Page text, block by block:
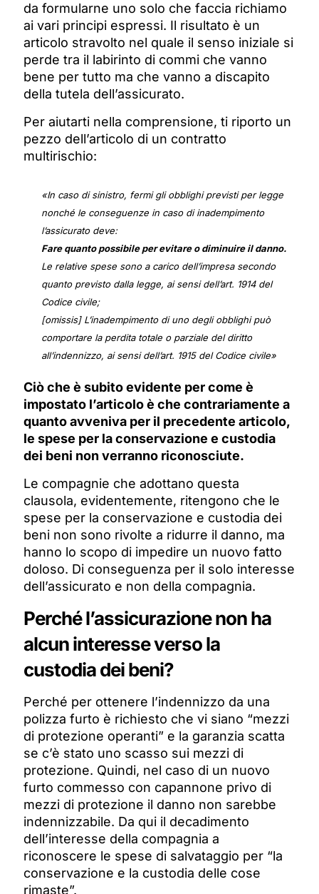
da formularne uno solo che faccia richiamo
ai vari principi espressi. Il risultato è un
articolo stravolto nel quale il senso iniziale si
perde tra il labirinto di commi che vanno
bene per tutto ma che vanno a discapito
della tutela dell’assicurato.
Per aiutarti nella comprensione, ti riporto un
pezzo dell’articolo di un contratto
multirischio:
«In caso di sinistro, fermi gli obblighi previsti per legge
nonché le conseguenze in caso di inadempimento
l’assicurato deve:
Fare quanto possibile per evitare o diminuire il danno.
Le relative spese sono a carico dell’impresa secondo
quanto previsto dalla legge, ai sensi dell’art. 1914 del
Codice civile;
[omissis] L’inadempimento di uno degli obblighi può
comportare la perdita totale o parziale del diritto
all’indennizzo, ai sensi dell’art. 1915 del Codice civile»
Ciò che è subito evidente per come è
impostato l’articolo è che contrariamente a
quanto avveniva per il precedente articolo,
le spese per la conservazione e custodia
dei beni non verranno riconosciute.
Le compagnie che adottano questa
clausola, evidentemente, ritengono che le
spese per la conservazione e custodia dei
beni non sono rivolte a ridurre il danno, ma
hanno lo scopo di impedire un nuovo fatto
doloso. Di conseguenza per il solo interesse
dell’assicurato e non della compagnia.
Perché l’assicurazione non ha
alcun interesse verso la
custodia dei beni?
Perché per ottenere l’indennizzo da una
polizza furto è richiesto che vi siano “mezzi
di protezione operanti” e la garanzia scatta
se c’è stato uno scasso sui mezzi di
protezione. Quindi, nel caso di un nuovo
furto commesso con capannone privo di
mezzi di protezione il danno non sarebbe
indennizzabile. Da qui il decadimento
dell’interesse della compagnia a
riconoscere le spese di salvataggio per “la
conservazione e la custodia delle cose
rimaste”.